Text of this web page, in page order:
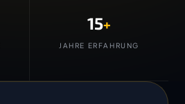
15+
JAHRE ERFAHRUNG